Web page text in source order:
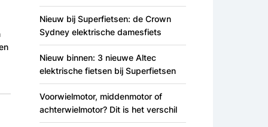
Nieuw bij Superfietsen: de Crown
Sydney elektrische damesfiets
Nieuw binnen: 3 nieuwe Altec
elektrische fietsen bij Superfietsen
Voorwielmotor, middenmotor of
achterwielmotor? Dit is het verschil